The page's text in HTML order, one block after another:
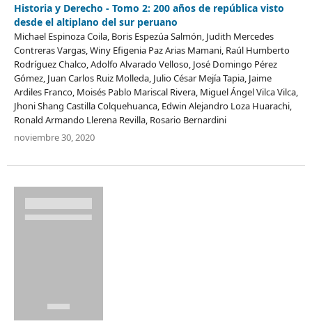
Historia y Derecho - Tomo 2: 200 años de república visto
desde el altiplano del sur peruano
Michael Espinoza Coila, Boris Espezúa Salmón, Judith Mercedes
Contreras Vargas, Winy Efigenia Paz Arias Mamani, Raúl Humberto
Rodríguez Chalco, Adolfo Alvarado Velloso, José Domingo Pérez
Gómez, Juan Carlos Ruiz Molleda, Julio César Mejía Tapia, Jaime
Ardiles Franco, Moisés Pablo Mariscal Rivera, Miguel Ángel Vilca Vilca,
Jhoni Shang Castilla Colquehuanca, Edwin Alejandro Loza Huarachi,
Ronald Armando Llerena Revilla, Rosario Bernardini
noviembre 30, 2020